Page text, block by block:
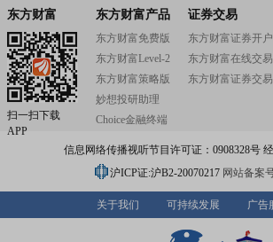
东方财富
扫一扫下载
APP
东方财富产品
东方财富免费版
东方财富Level-2
东方财富策略版
妙想投研助理
Choice金融终端
证券交易
东方财富证券开户
东方财富在线交易
东方财富证券交易
信息网络传播视听节目许可证：0908328号
沪ICP证:沪B2-20070217 网站备案
关于我们 可持续发展 广告